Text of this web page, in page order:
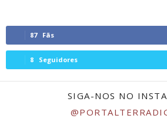
87 Fãs
8 Seguidores
SIGA-NOS NO